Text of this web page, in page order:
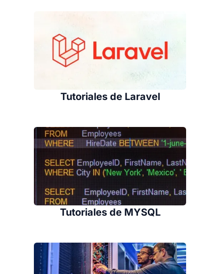
Tutoriales de Laravel
Tutoriales de MYSQL